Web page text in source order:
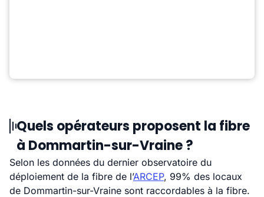
Quels opérateurs proposent la fibre
à Dommartin-sur-Vraine ?
Selon les données du dernier observatoire du
déploiement de la fibre de l’ARCEP, 99% des locaux
de Dommartin-sur-Vraine sont raccordables à la fibre.